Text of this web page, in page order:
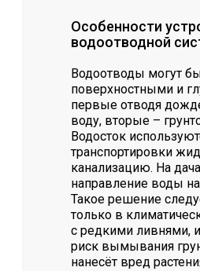
Особенности
водоотводной
Водоотводы могут
поверхностными и
первые отводя
воду, вторые –
Водосток
транспортировки
канализацию. На
направление воды
Такое решение
только в
с редкими ливнями,
риск вымывания
нанесёт вред